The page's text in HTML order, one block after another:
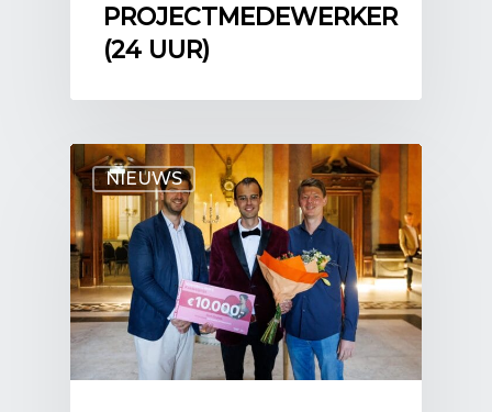
PROJECTMEDEWERKER
(24 UUR)
NIEUWS